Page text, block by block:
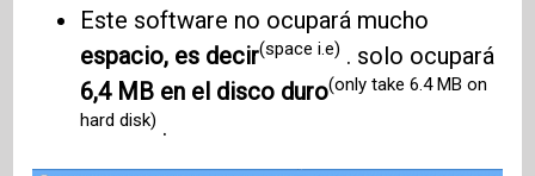
Este software no ocupará mucho
espacio, es decir(space i.e) . solo ocupará
6,4 MB en el disco duro(only take 6.4 MB on
hard disk) .